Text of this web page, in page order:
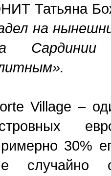
Татьяна
на
Сардинии
Villаge –
30%
случайно